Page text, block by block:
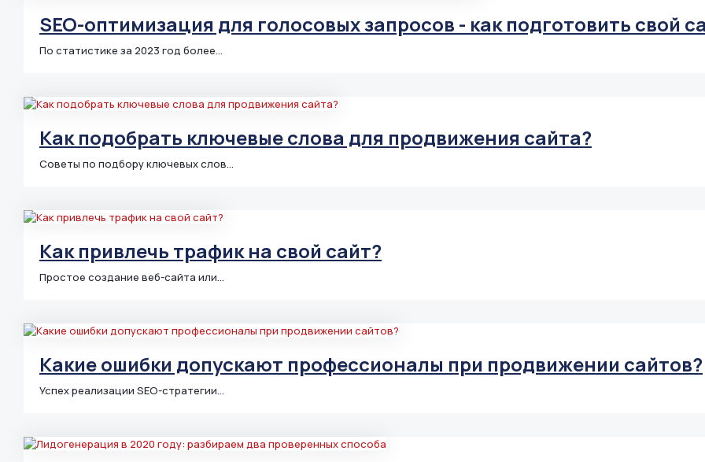
SEO-оптимизация для голосовых запросов - как подготовить свой
По статистике за 2023 год более…
Как подобрать ключевые слова для продвижения сайта?
Советы по подбору ключевых слов…
Как привлечь трафик на свой сайт?
Простое создание веб-сайта или…
Какие ошибки допускают профессионалы при продвижении сайтов?
Успех реализации SEO-стратегии…